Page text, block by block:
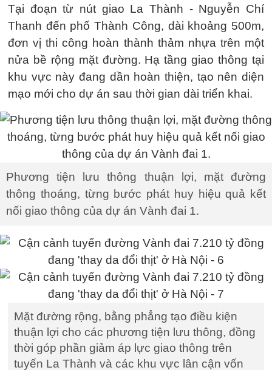
Tại đoạn từ nút giao La Thành - Nguyễn Chí
Thanh đến phố Thành Công, dài khoảng 500m,
đơn vị thi công hoàn thành thảm nhựa trên một
nửa bề rộng mặt đường. Hạ tầng giao thông tại
khu vực này đang dần hoàn thiện, tạo nên diện
mạo mới cho dự án sau thời gian dài triển khai.
Phương tiện lưu thông thuận lợi, mặt đường
thông thoáng, từng bước phát huy hiệu quả kết
nối giao thông của dự án Vành đai 1.
Mặt đường rộng, bằng phẳng tạo điều kiện
thuận lợi cho các phương tiện lưu thông, đồng
thời góp phần giảm áp lực giao thông trên
tuyến La Thành và các khu vực lân cận vốn